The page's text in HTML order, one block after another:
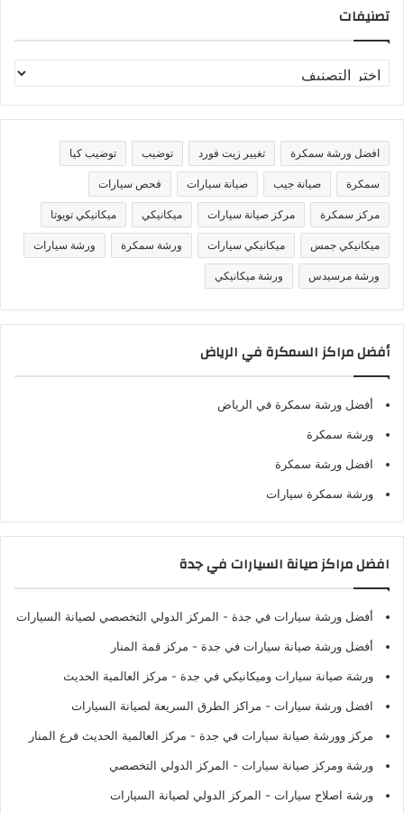
تصنيفات
ص
ن
ف
ا
افضل ورشة سمكرة تغيير زيت فورد توضيب توضيب كيا
سمكرة صيانة جيب صيانة سيارات فحص سيارات
مركز سمكرة مركز صيانة سيارات ميكانيكي ميكانيكي تويوتا
ميكانيكي جمس ميكانيكي سيارات ورشة سمكرة ورشة سيارات
ورشة مرسيدس ورشة ميكانيكي
أفضل مراكز السمكرة في الرياض
أفضل ورشة سمكرة في الرياض
ورشة سمكرة
افضل ورشة سمكرة
ورشة سمكرة سيارات
افضل مراكز صيانة السيارات في جدة
أفضل ورشة سيارات في جدة - المركز الدولي التخصصي لصيانة السيارات
أفضل ورشة صيانة سيارات في جدة - مركز قمة المنار
ورشة صيانة سيارات وميكانيكي في جدة - مركز العالمية الحديث
افضل ورشة سيارات - مراكز الطرق السريعة لصيانة السيارات
مركز وورشة صيانة سيارات في جدة - مركز العالمية الحديث فرع المنار
ورشة ومركز صيانة سيارات - المركز الدولي التخصصي
ورشة اصلاح سيارات - المركز الدولي لصيانة السيارات